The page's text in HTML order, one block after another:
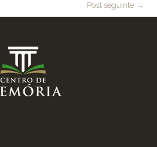
Post seguinte →